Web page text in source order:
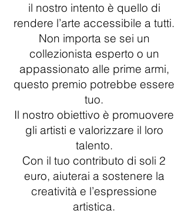
il nostro intento è quello di
rendere l’arte accessibile a tutti.
Non importa se sei un
collezionista esperto o un
appassionato alle prime armi,
questo premio potrebbe essere
tuo.
Il nostro obiettivo è promuovere
gli artisti e valorizzare il loro
talento.
Con il tuo contributo di soli 2
euro, aiuterai a sostenere la
creatività e l’espressione
artistica.